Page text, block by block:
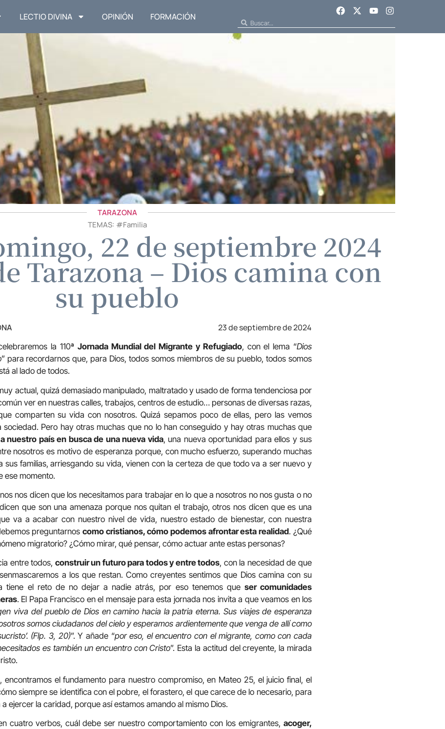
LECTIO DIVINA OPINIÓN FORMACIÓN
TARAZONA
TEMAS: #Familia
22 de septiembre 2024
Tarazona – Dios camina con
su pueblo
23 de septiembre de 2024
la 110ª Jornada Mundial del Migrante y Refugiado, con el lema “Dios
” para recordarnos que, para Dios, todos somos miembros de su pueblo, todos somos
al lado de todos.
actual, quizá demasiado manipulado, maltratado y usado de forma tendenciosa por
ver en nuestras calles, trabajos, centros de estudio… personas de diversas razas,
comparten su vida con nosotros. Quizá sepamos poco de ellas, pero las vemos
sociedad. Pero hay otras muchas que no lo han conseguido y hay otras muchas que
nuestro país en busca de una nueva vida, una nueva oportunidad para ellos y sus
nosotros es motivo de esperanza porque, con mucho esfuerzo, superando muchas
sus familias, arriesgando su vida, vienen con la certeza de que todo va a ser nuevo y
ese momento.
nos dicen que los necesitamos para trabajar en lo que a nosotros no nos gusta o no
que son una amenaza porque nos quitan el trabajo, otros nos dicen que es una
va a acabar con nuestro nivel de vida, nuestro estado de bienestar, con nuestra
preguntarnoscomo cristianos, cómo podemos afrontar esta realidad. ¿Qué
migratorio? ¿Cómo mirar, qué pensar, cómo actuar ante estas personas?
entre todos, construir un futuro para todos y entre todos, con la necesidad de que
a los que restan. Como creyentes sentimos que Dios camina con su
tiene el reto de no dejar a nadie atrás, por eso tenemos que ser comunidades
. El Papa Francisco en el mensaje para esta jornada nos invita a que veamos en los
viva del pueblo de Dios en camino hacia la patria eterna. Sus viajes de esperanza
somos ciudadanos del cielo y esperamos ardientemente que venga de allí como
(Flp. 3, 20)”. Y añade “por eso, el encuentro con el migrante, como con cada
es también un encuentro con Cristo”. Esta la actitud del creyente, la mirada
encontramos el fundamento para nuestro compromiso, en Mateo 25, el juicio final, el
siempre se identifica con el pobre, el forastero, el que carece de lo necesario, para
ejercer la caridad, porque así estamos amando al mismo Dios.
cuatro verbos, cuál debe ser nuestro comportamiento con los emigrantes, acoger,